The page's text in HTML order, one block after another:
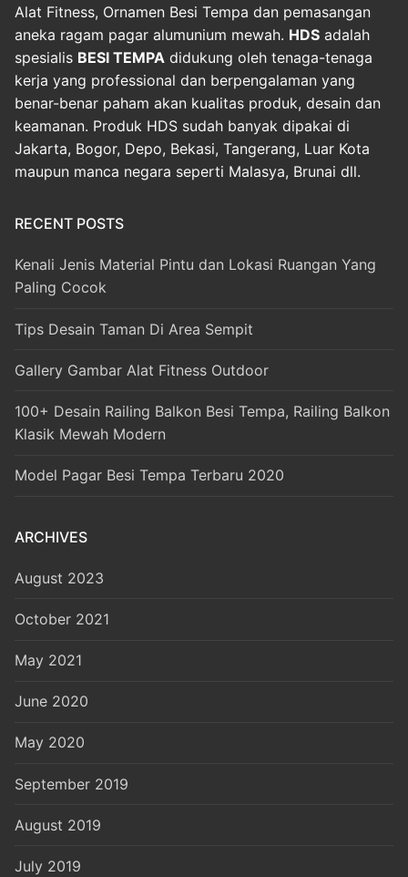
Alat Fitness, Ornamen Besi Tempa dan pemasangan
aneka ragam pagar alumunium mewah. HDS adalah
spesialis BESI TEMPA didukung oleh tenaga-tenaga
kerja yang professional dan berpengalaman yang
benar-benar paham akan kualitas produk, desain dan
keamanan. Produk HDS sudah banyak dipakai di
Jakarta, Bogor, Depo, Bekasi, Tangerang, Luar Kota
maupun manca negara seperti Malasya, Brunai dll.
RECENT POSTS
Kenali Jenis Material Pintu dan Lokasi Ruangan Yang
Paling Cocok
Tips Desain Taman Di Area Sempit
Gallery Gambar Alat Fitness Outdoor
100+ Desain Railing Balkon Besi Tempa, Railing Balkon
Klasik Mewah Modern
Model Pagar Besi Tempa Terbaru 2020
ARCHIVES
August 2023
October 2021
May 2021
June 2020
May 2020
September 2019
August 2019
July 2019